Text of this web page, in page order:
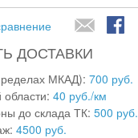
ДОСТАВКИ
МКАД): 700 руб.
40 руб./км
до склада ТК: 500 руб.
4500 руб.